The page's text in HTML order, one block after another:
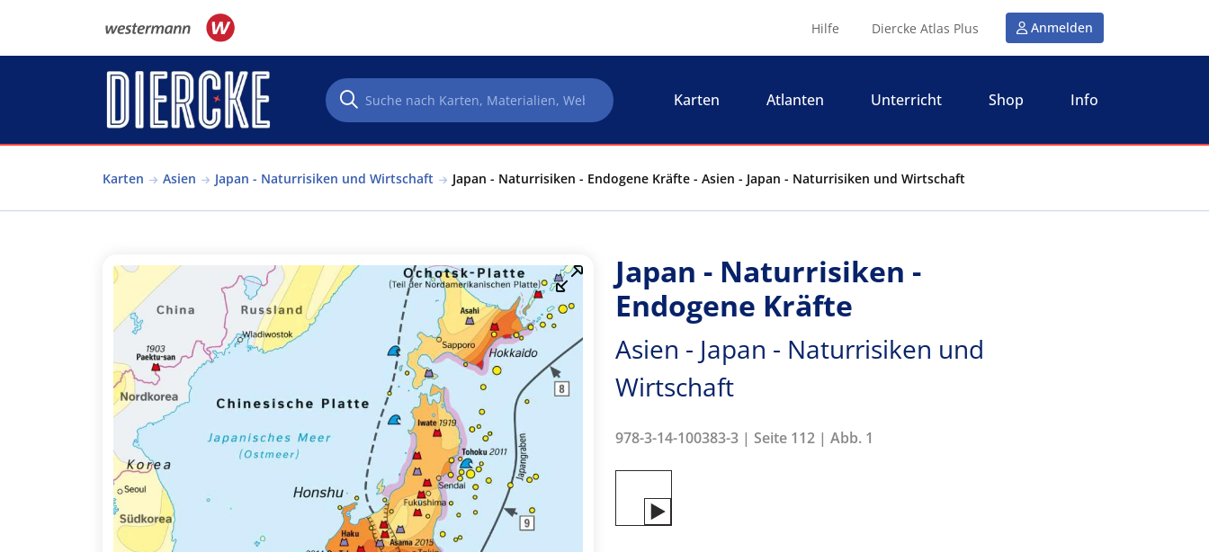
Hilfe Diercke Atlas Plus Anmelden
Karten Atlanten Unterricht Shop Info
Karten Asien Japan - Naturrisiken und Wirtschaft Japan - Naturrisiken - Endogene Kräfte - Asien - Japan - Naturrisiken und Wirtschaft
Japan - Naturrisiken -
Endogene Kräfte
Asien - Japan - Naturrisiken und
Wirtschaft
978-3-14-100383-3 | Seite 112 | Abb. 1